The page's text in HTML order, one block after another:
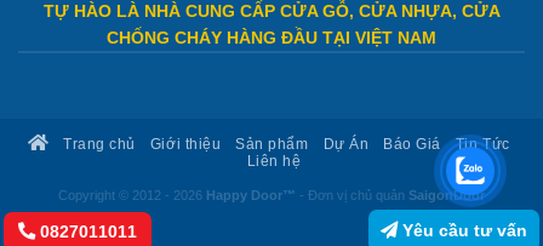
TỰ HÀO LÀ NHÀ CUNG CẤP CỬA GỖ, CỬA NHỰA, CỬA
CHỐNG CHÁY HÀNG ĐẦU TẠI VIỆT NAM
Trang chủ Giới thiệu Sản phẩm Dự Án Báo Giá
Tin Tức
Liên hệ
Copyright © 2012 - 2026 Happy Door™ - Đơn vị chủ quản SaigonDoor
0827011011 Yêu cầu tư vấn